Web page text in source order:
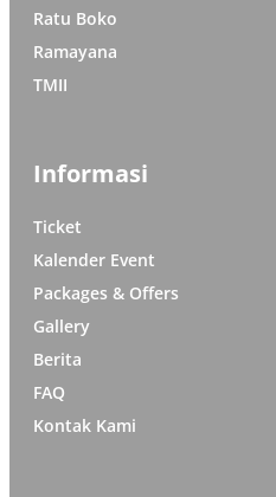
Ratu Boko
Ramayana
TMII
Informasi
Ticket
Kalender Event
Packages & Offers
Gallery
Berita
FAQ
Kontak Kami